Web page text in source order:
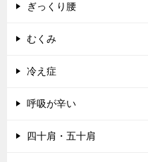
ぎっくり腰
むくみ
冷え症
呼吸が辛い
四十肩・五十肩